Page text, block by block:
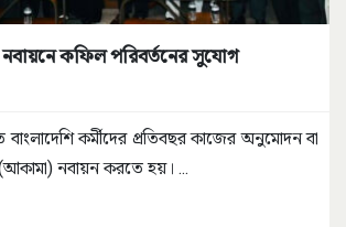
কফিল পরিবর্তনের সুযোগ
কর্মীদের প্রতিবছর কাজের অনুমোদন বা
(আকামা) নবায়ন করতে হয়। ...